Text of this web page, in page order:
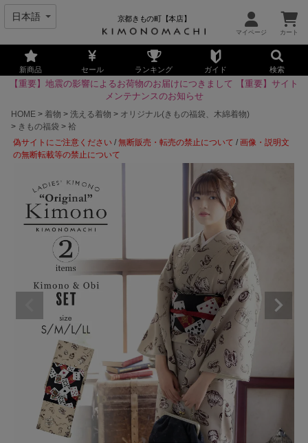
京都きもの町【本店】
新商品 セール ランキング ガイド 検索
【重要】地震の影響によるお荷物のお届けにつきまして
【重要】サイト
メンテナンスのお知らせ
HOME
着物 洗える着物
オリジナル(きもの福袋、木綿着物)
きもの福袋
袷
偽サイトにご注意ください /無断販売・転売の禁止について /画像・説明文
の無断転載等の禁止について